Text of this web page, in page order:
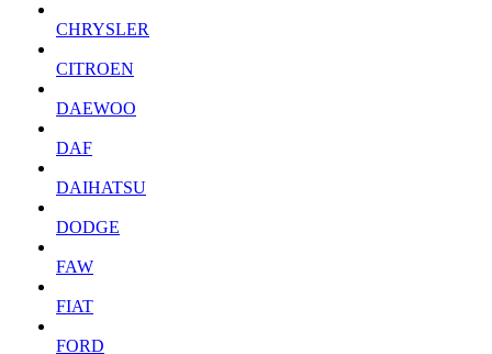
CHRYSLER
CITROEN
DAEWOO
DAF
DAIHATSU
DODGE
FAW
FIAT
FORD